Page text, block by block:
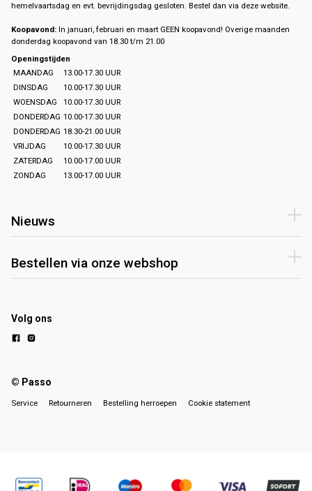
hemelvaartsdag en evt. bevrijdingsdag gesloten. Bestel dan via deze website.
Koopavond: In januari, februari en maart GEEN koopavond! Overige maanden
donderdag koopavond van 18.30 t/m 21.00
Openingstijden
MAANDAG
13.00-17.30 UUR
DINSDAG
10.00-17.30 UUR
WOENSDAG
10.00-17.30 UUR
DONDERDAG 10.00-17.30 UUR
DONDERDAG 18.30-21.00 UUR
VRIJDAG
10.00-17.30 UUR
ZATERDAG
10.00-17.00 UUR
ZONDAG
13.00-17.00 UUR
Nieuws
Bestellen via onze webshop
Volg ons
© Passo
Service Retourneren Bestelling herroepen Cookie statement